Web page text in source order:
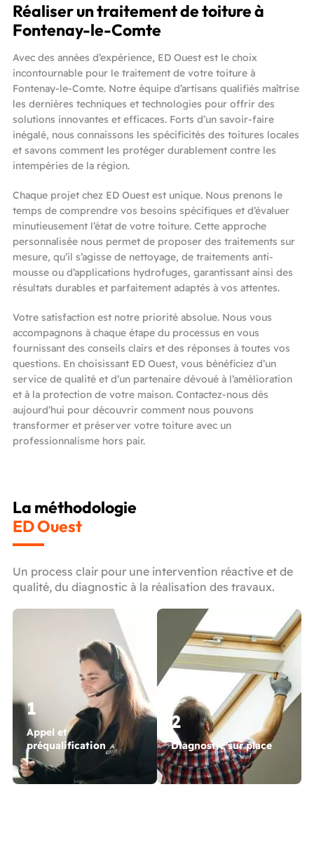
Réaliser un traitement de toiture à
Fontenay-le-Comte
Avec des années d’expérience, ED Ouest est le choix
incontournable pour le traitement de votre toiture à
Fontenay-le-Comte. Notre équipe d’artisans qualifiés maîtrise
les dernières techniques et technologies pour offrir des
solutions innovantes et efficaces. Forts d’un savoir-faire
inégalé, nous connaissons les spécificités des toitures locales
et savons comment les protéger durablement contre les
intempéries de la région.
Chaque projet chez ED Ouest est unique. Nous prenons le
temps de comprendre vos besoins spécifiques et d’évaluer
minutieusement l’état de votre toiture. Cette approche
personnalisée nous permet de proposer des traitements sur
mesure, qu’il s’agisse de nettoyage, de traitements anti-
mousse ou d’applications hydrofuges, garantissant ainsi des
résultats durables et parfaitement adaptés à vos attentes.
Votre satisfaction est notre priorité absolue. Nous vous
accompagnons à chaque étape du processus en vous
fournissant des conseils clairs et des réponses à toutes vos
questions. En choisissant ED Ouest, vous bénéficiez d’un
service de qualité et d’un partenaire dévoué à l’amélioration
et à la protection de votre maison. Contactez-nous dès
aujourd’hui pour découvrir comment nous pouvons
transformer et préserver votre toiture avec un
professionnalisme hors pair.
1
Appel et
préqualification
2
Diagnostic sur place
La méthodologie
ED Ouest
Un process clair pour une intervention réactive et de
qualité, du diagnostic à la réalisation des travaux.